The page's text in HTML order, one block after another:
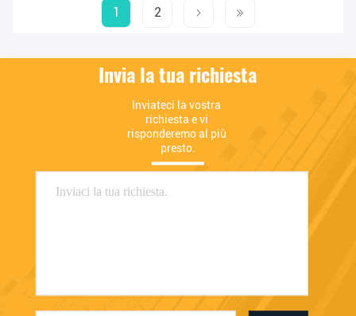
1 2
Invia la tua richiesta
Inviateci la vostra
richiesta e vi
risponderemo al più
presto.